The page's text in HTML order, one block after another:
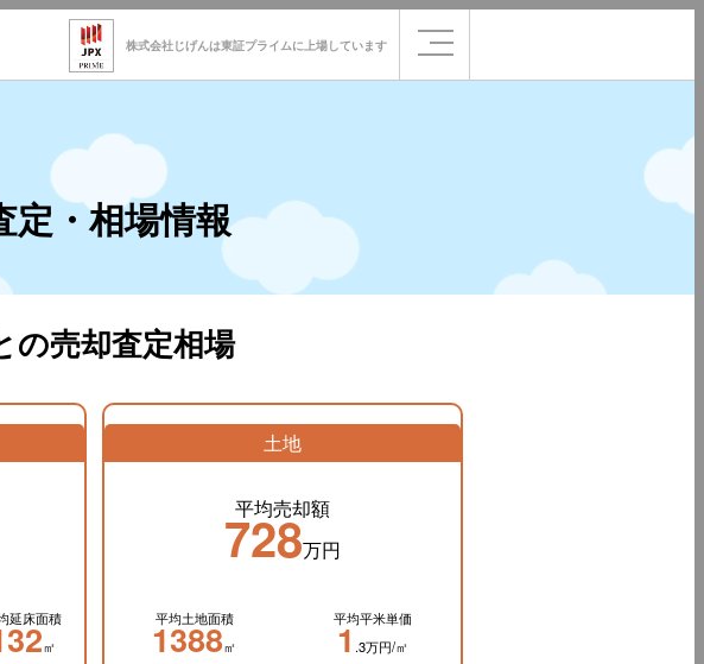
株式会社じげんは東証プライムに 上場しています
定・相場情報
の売却査定相場
延床面積
㎡
土地
平均売却額
728万円
平均土地面積
1388㎡
平均平米単価
1 .3万円/㎡